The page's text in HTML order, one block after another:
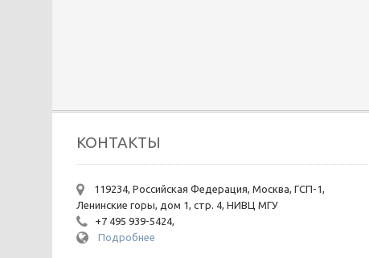
КОНТАКТЫ
119234, Российская Федерация, Москва, ГСП-1,
Ленинские горы, дом 1, стр. 4, НИВЦ МГУ
+7 495 939-5424,
Подробнее